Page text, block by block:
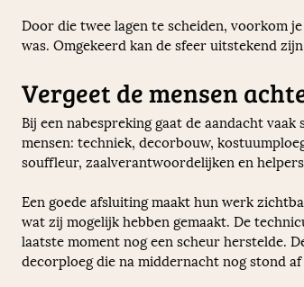
Door die twee lagen te scheiden, voorkom
was. Omgekeerd kan de sfeer uitstekend
Vergeet de mensen
Bij een nabespreking gaat de aandacht
mensen: techniek, decorbouw,
souffleur, zaalverantwoordelijken en
Een goede afsluiting maakt hun werk
wat zij mogelijk hebben gemaakt. De
laatste moment nog een scheur herstelde.
decorploeg die na middernacht nog stond